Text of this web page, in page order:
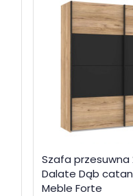
Szafa przesuwna
Dalate Dąb
Meble Forte